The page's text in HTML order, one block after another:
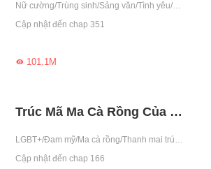
Nữ cường/Trùng sinh/Sảng văn/Tình yêu/Showbiz/Báo thù/Thế thân/Đặc công
Cập nhật đến chap 351
101.1M
Trúc Mã Ma Cà Rồng Của Thợ Săn
LGBT+/Đam mỹ/Ma cà rồng/Thanh mai trúc mã/Số mệnh/Giới giải trí/Chiếm hữu cao
Cập nhật đến chap 166